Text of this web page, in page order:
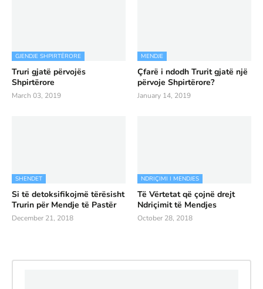
GJENDJE SHPIRTËRORE
Truri gjatë përvojës
Shpirtërore
March 03, 2019
MENDJE
Çfarë i ndodh Trurit gjatë një
përvoje Shpirtërore?
January 14, 2019
SHENDET
Si të detoksifikojmë tërësisht
Trurin për Mendje të Pastër
December 21, 2018
NDRIÇIMI I MENDJES
Të Vërtetat që çojnë drejt
Ndriçimit të Mendjes
October 28, 2018